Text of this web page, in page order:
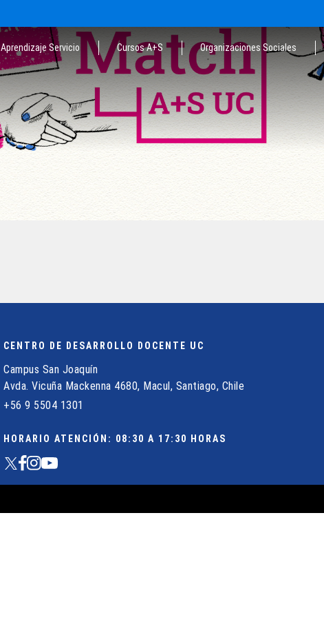
Aprendizaje Servicio Cursos A+S Organizaciones Sociales
CENTRO DE DESARROLLO DOCENTE UC
Campus San Joaquín
Avda. Vicuña Mackenna 4680, Macul, Santiago, Chile
+56 9 5504 1301
HORARIO ATENCIÓN: 08:30 A 17:30 HORAS